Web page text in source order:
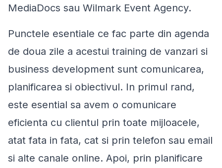
MediaDocs sau Wilmark Event Agency.
Punctele esentiale ce fac parte din agenda
de doua zile a acestui training de vanzari si
business development sunt comunicarea,
planificarea si obiectivul. In primul rand,
este esential sa avem o comunicare
eficienta cu clientul prin toate mijloacele,
atat fata in fata, cat si prin telefon sau email
si alte canale online. Apoi, prin planificare